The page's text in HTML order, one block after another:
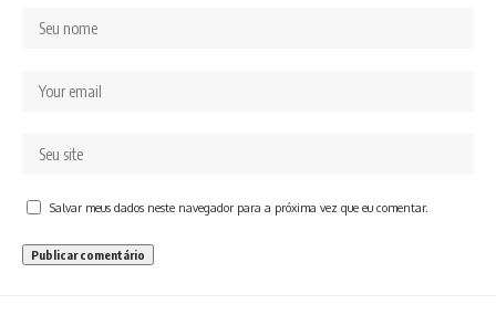
Salvar meus dados neste navegador para a próxima vez que eu comentar.